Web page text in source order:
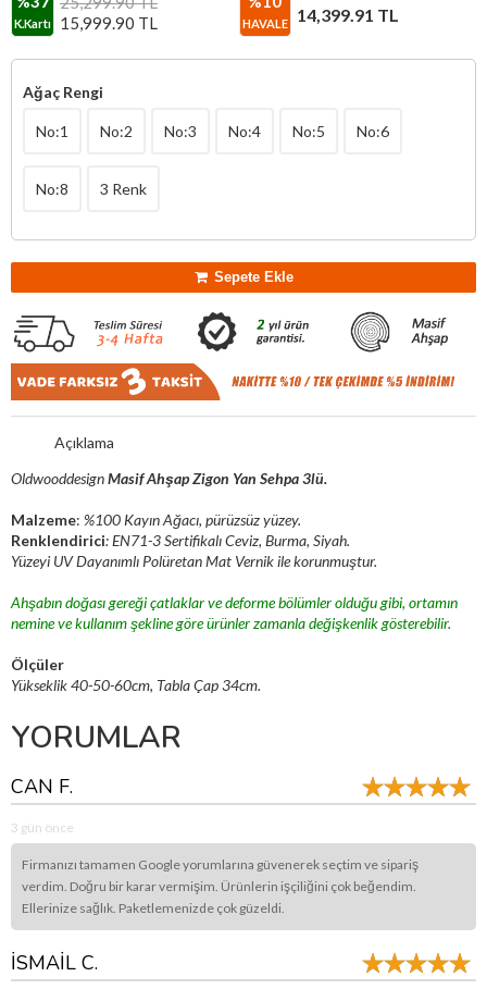
K.Kartı
15,999.90 TL HAVALE 14,399.91 TL
Ağaç Rengi
No:1 No:2 No:3 No:4 No:5 No:6
No:8 3 Renk
Sepete Ekle
Açıklama
OldwooddesignMasif Ahşap Zigon Yan Sehpa 3lü.
Malzeme: %100 Kayın Ağacı, pürüzsüz yüzey.
Renklendirici: EN71-3 Sertifikalı Ceviz, Burma, Siyah.
Yüzeyi UV Dayanımlı Polüretan Mat Vernik ile korunmuştur.
Ahşabın doğası gereği çatlaklar ve deforme bölümler olduğu gibi, ortamın
nemine ve kullanım şekline göre ürünler zamanla değişkenlik gösterebilir.
Ölçüler
Yükseklik 40-50-60cm, Tabla Çap 34cm.
YORUMLAR
CAN F.
3 gün önce
Firmanızı tamamen Google yorumlarına güvenerek seçtim ve sipariş
verdim. Doğru bir karar vermişim. Ürünlerin işçiliğini çok beğendim.
Ellerinize sağlık. Paketlemenizde çok güzeldi.
İSMAİL C.